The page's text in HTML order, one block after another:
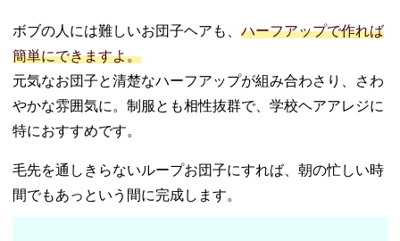
ボブの人には難しいお団子ヘアも、 ハーフアップで作れば
簡単にできますよ。
元気なお団子と清楚なハーフアップが組み合わさり、さわ
やかな雰囲気に。制服とも相性抜群で、学校ヘアアレジに
特におすすめです。
毛先を通しきらないループお団子にすれば、朝の忙しい時
間でもあっという間に完成します。